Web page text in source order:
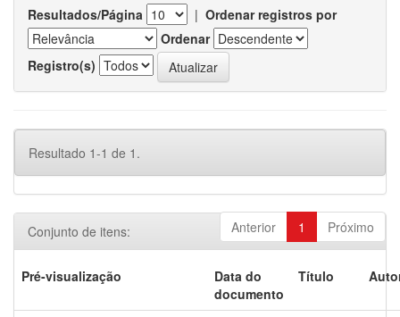
Resultados/Página | Ordenar registros por
Ordenar
Registro(s)
Resultado 1-1 de 1.
Anterior 1 Próximo
Conjunto de itens:
Pré-visualização
Data do
documento
Título